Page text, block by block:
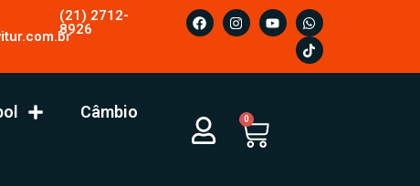
(21) 2712-
8926
Câmbio 0